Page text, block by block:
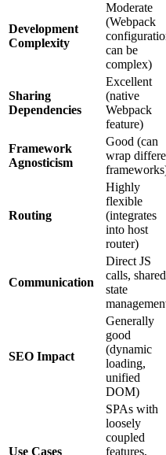
Development
Complexity
Moderate
(Webpack
can be
complex)
Sharing
Dependencies
Excellent
(native
Webpack
feature)
Framework
Agnosticism
Good (can
wrap
Routing
Highly
flexible
(integrates
into host
router)
Communication
Direct JS
calls, shared
state
SEO Impact
Generally
good
(dynamic
loading,
unified
DOM)
Use Cases
SPAs with
loosely
coupled
features,